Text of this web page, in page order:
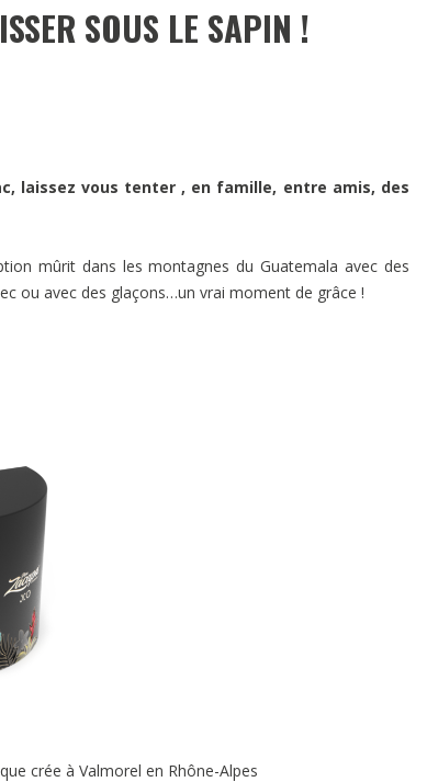
SOUS LE SAPIN !
laissez vous tenter , en famille, entre amis, des
mûrit dans les montagnes du Guatemala avec des
ou avec des glaçons…un vrai moment de grâce !
crée à Valmorel en Rhône-Alpes